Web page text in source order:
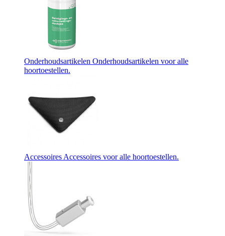
Onderhoudsartikelen Onderhoudsartikelen voor alle
hoortoestellen.
AccessoiresAccessoires voor alle hoortoestellen.